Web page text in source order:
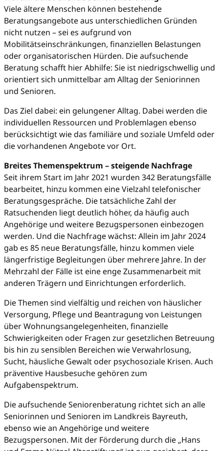
Viele ältere Menschen können bestehende
Beratungsangebote aus unterschiedlichen Gründen
nicht nutzen – sei es aufgrund von
Mobilitätseinschränkungen, finanziellen Belastungen
oder organisatorischen Hürden. Die aufsuchende
Beratung schafft hier Abhilfe: Sie ist niedrigschwellig und
orientiert sich unmittelbar am Alltag der Seniorinnen
und Senioren.
Das Ziel dabei: ein gelungener Alltag. Dabei werden die
individuellen Ressourcen und Problemlagen ebenso
berücksichtigt wie das familiäre und soziale Umfeld oder
die vorhandenen Angebote vor Ort.
Breites Themenspektrum – steigende Nachfrage
Seit ihrem Start im Jahr 2021 wurden 342 Beratungsfälle
bearbeitet, hinzu kommen eine Vielzahl telefonischer
Beratungsgespräche. Die tatsächliche Zahl der
Ratsuchenden liegt deutlich höher, da häufig auch
Angehörige und weitere Bezugspersonen einbezogen
werden. Und die Nachfrage wächst: Allein im Jahr 2024
gab es 85 neue Beratungsfälle, hinzu kommen viele
längerfristige Begleitungen über mehrere Jahre. In der
Mehrzahl der Fälle ist eine enge Zusammenarbeit mit
anderen Trägern und Einrichtungen erforderlich.
Die Themen sind vielfältig und reichen von häuslicher
Versorgung, Pflege und Beantragung von Leistungen
über Wohnungsangelegenheiten, finanzielle
Schwierigkeiten oder Fragen zur gesetzlichen Betreuung
bis hin zu sensiblen Bereichen wie Verwahrlosung,
Sucht, häusliche Gewalt oder psychosoziale Krisen. Auch
präventive Hausbesuche gehören zum
Aufgabenspektrum.
Die aufsuchende Seniorenberatung richtet sich an alle
Seniorinnen und Senioren im Landkreis Bayreuth,
ebenso wie an Angehörige und weitere
Bezugspersonen. Mit der Förderung durch die „Hans